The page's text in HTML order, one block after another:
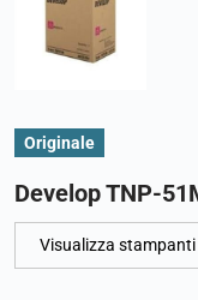
Originale
Develop TNP-
Visualizza